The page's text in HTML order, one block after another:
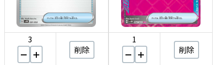
3
削除
1
削除